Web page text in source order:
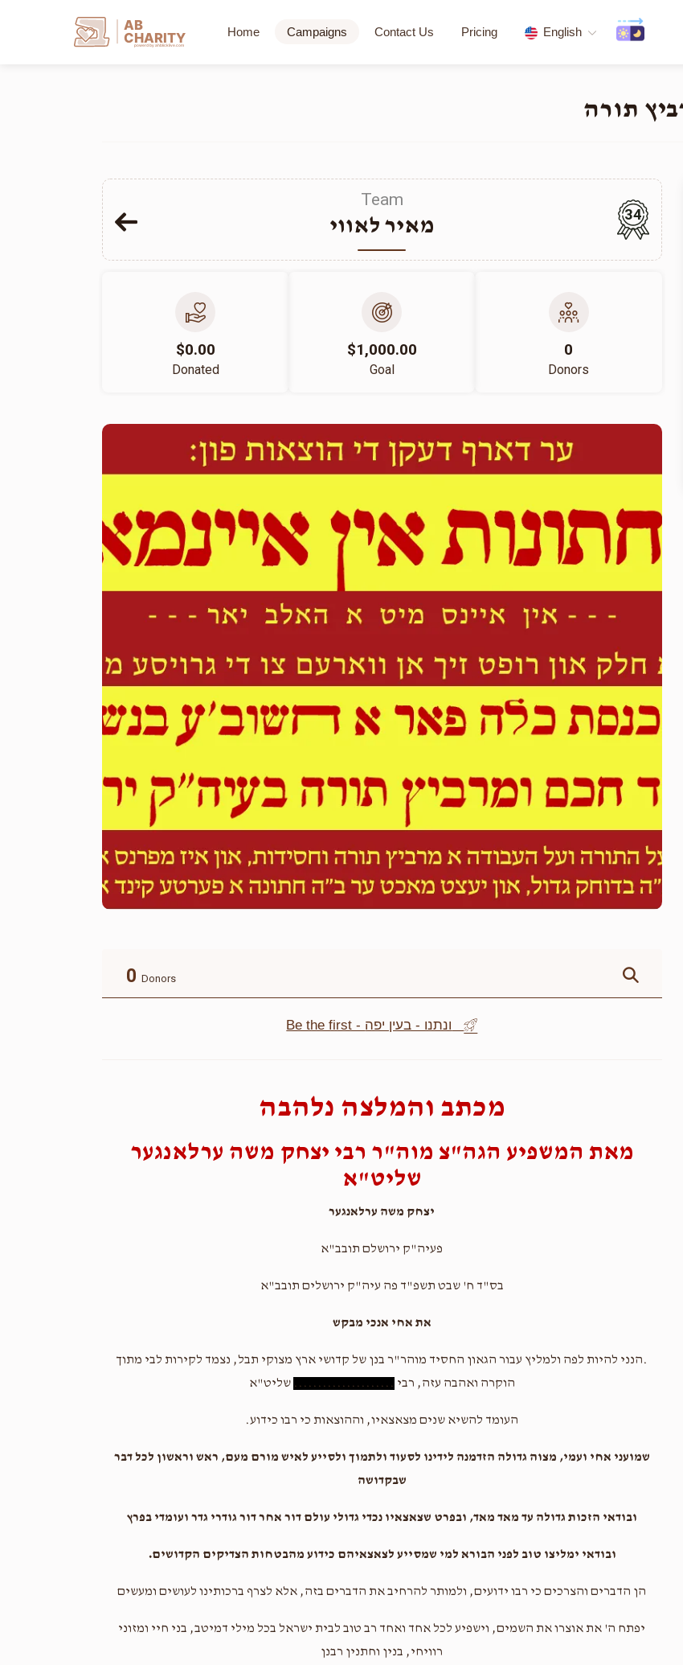
AB
CHARITY
powerd by ahblicklive.com
Home Campaigns Contact Us Pricing English
תורה
Team
מאיר לאווי 34
$0.00
Donated
$1,000.00
Goal
0
Donors
0 Donors
Be the first - ונתנו - בעין יפה
מכתב והמלצה נלהבה
מאת המשפיע הגה"צ מוה"ר רבי יצחק משה ערלאנגער
שליט"א
יצחק משה ערלאנגער
פעיה"ק ירושלם תובב"א
בס"ד ח' שבט תשפ"ד פה עיה"ק ירושלים תובב"א
את אחי אנכי מבקש
.הנני להיות לפה ולמליץ עבור הגאון החסיד מוהר"ר בנן של קדושי ארץ מצוקי תבל, נצמד לקירות לבי מתוך
הוקרה ואהבה עזה, רבי ..................... שליט"א
העומד להשיא שנים מצאצאיו, וההוצאות כי רבו כידוע.
שמועני אחי ועמי, מצוה גדולה הזדמנה לידינו לסעוד ולתמוך ולסייע לאיש מורם מעם, ראש וראשון לכל דבר
שבקדושה
ובודאי הזכות גדולה עד מאד מאד, ובפרט שצאצאיו נכדי גדולי עולם דור אחר דור גודרי גדר ועומדי בפרץ
ובודאי ימליצו טוב לפני הבורא למי שמסייע לצאצאיהם כידוע מהבטחות הצדיקים הקדושים.
הן הדברים והצרכים כי רבו ידועים, ולמותר להרחיב את הדברים בזה, אלא לצרף ברכותינו לעושים ומעשים
יפתח ה' את אוצרו את השמים, וישפיע לכל אחד ואחד רב טוב לבית ישראל בכל מילי דמיטב, בני חיי ומזוני
רוויחי, בנין וחתנין רבנן